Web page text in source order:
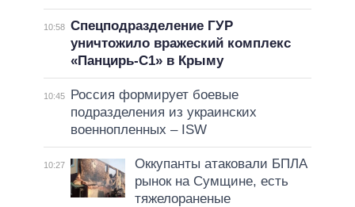
10:58 Спецподразделение ГУР
уничтожило вражеский комплекс
«Панцирь-С1» в Крыму
10:45
Россия формирует боевые
подразделения из украинских
военнопленных – ISW
10:27
Оккупанты атаковали БПЛА
рынок на Сумщине, есть
тяжелораненые